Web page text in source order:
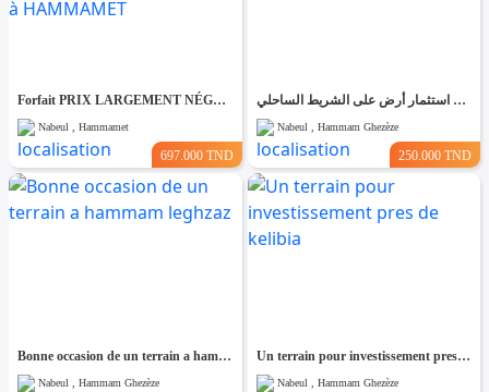
Forfait PRIX LARGEMENT NÉGOCIABLE Terrain de 8200m² entièrement clôturé à HAMMAMET
Nabeul , Hammamet
697.000 TND
فرصة استثمار أرض على الشريط الساحلي
Nabeul , Hammam Ghezèze
250.000 TND
Bonne occasion de un terrain a hammam leghzaz
Nabeul , Hammam Ghezèze
Un terrain pour investissement pres de kelibia
Nabeul , Hammam Ghezèze